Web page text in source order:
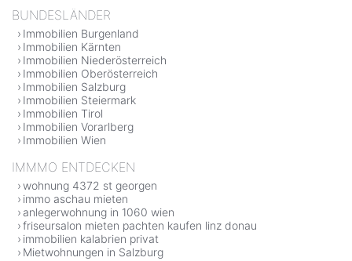
BUNDESLÄNDER
Immobilien Burgenland
Immobilien Kärnten
Immobilien Niederösterreich
Immobilien Oberösterreich
Immobilien Salzburg
Immobilien Steiermark
Immobilien Tirol
Immobilien Vorarlberg
Immobilien Wien
IMMMO ENTDECKEN
wohnung 4372 st georgen
immo aschau mieten
anlegerwohnung in 1060 wien
friseursalon mieten pachten kaufen linz donau
immobilien kalabrien privat
Mietwohnungen in Salzburg